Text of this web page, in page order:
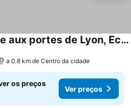
Studio avec terrasse aux portes de Lyon, Ecully
a 0.8 km de Centro da cidade
os preços
Ver preços